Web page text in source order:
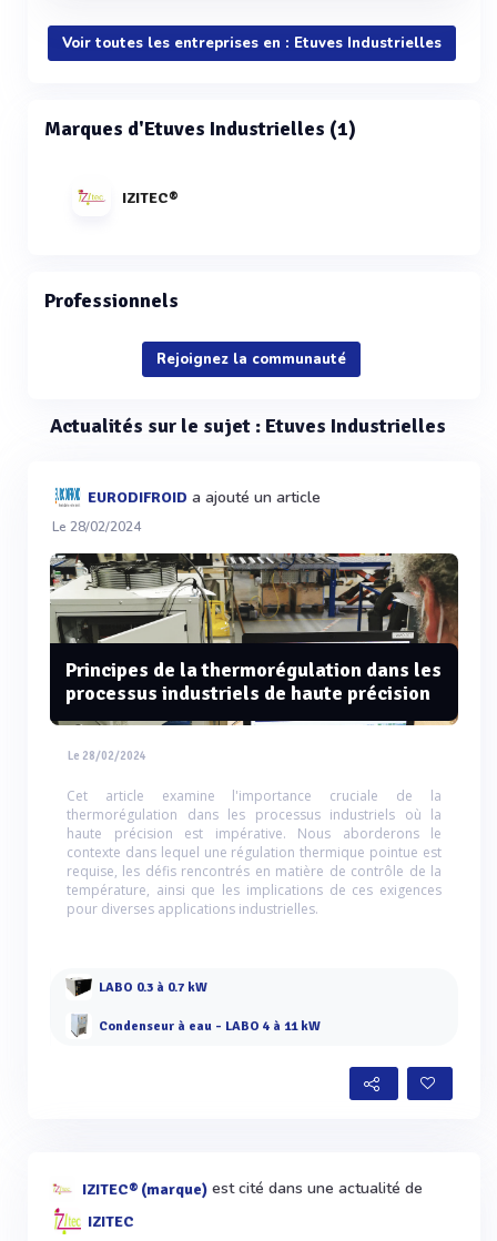
Voir toutes les entreprises en : Etuves Industrielles
Marques d'Etuves Industrielles (1)
IZITEC®
Professionnels
Rejoignez la communauté
Actualités sur le sujet : Etuves Industrielles
EURODIFROID a ajouté un article
Le 28/02/2024
Principes de la thermorégulation dans les
processus industriels de haute précision
Le 28/02/2024
Cet article examine l'importance cruciale de la
thermorégulation dans les processus industriels où la
haute précision est impérative. Nous aborderons le
contexte dans lequel une régulation thermique pointue est
requise, les défis rencontrés en matière de contrôle de la
température, ainsi que les implications de ces exigences
pour diverses applications industrielles.
LABO 0.3 à 0.7 kW
Condenseur à eau - LABO 4 à 11 kW
IZITEC® (marque) est cité dans une actualité de
IZITEC